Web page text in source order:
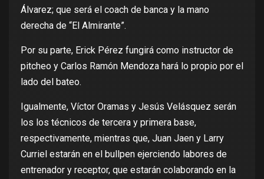
Álvarez; que será el coach de banca y la mano
derecha de “El Almirante”.
Por su parte, Erick Pérez fungirá como instructor de
pitcheo y Carlos Ramón Mendoza hará lo propio por el
lado del bateo.
Igualmente, Víctor Oramas y Jesús Velásquez serán
los los técnicos de tercera y primera base,
respectivamente, mientras que, Juan Jaen y Larry
Curriel estarán en el bullpen ejerciendo labores de
entrenador y receptor, que estarán colaborando en la